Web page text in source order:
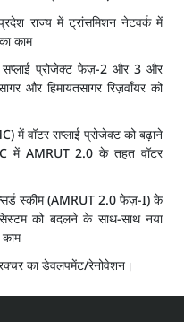
राज्य में ट्रांसमिशन नेटवर्क में
काम
सप्लाई प्रोजेक्ट फेज़-2 और 3 और
और हिमायतसागर रिज़र्वॉयर को
में वॉटर सप्लाई प्रोजेक्ट को बढ़ाने
में AMRUT 2.0 के तहत वॉटर
स्कीम (AMRUT 2.0 फेज़-I) के
को बदलने के साथ-साथ नया
का डेवलपमेंट/रेनोवेशन।